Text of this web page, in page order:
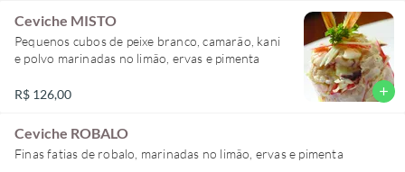
Ceviche MISTO
Pequenos cubos de peixe branco, camarão, kani
e polvo marinadas no limão, ervas e pimenta
R$ 126,00 add
Ceviche ROBALO
Finas fatias de robalo, marinadas no limão, ervas e pimenta